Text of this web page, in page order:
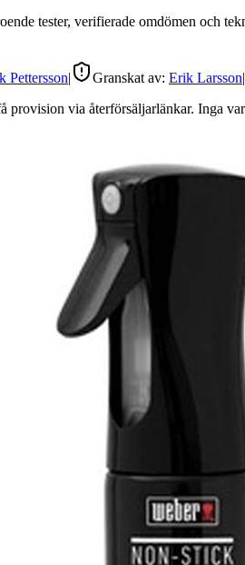
tester, verifierade omdömen och
Pettersson| Granskat av: Erik Larsson|
provision via återförsäljarlänkar. Inga